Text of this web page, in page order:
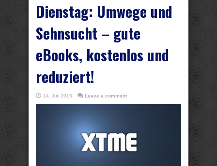
Dienstag: Umwege und
Sehnsucht – gute
eBooks, kostenlos und
reduziert!
14. Juli 2015 Leave a comment